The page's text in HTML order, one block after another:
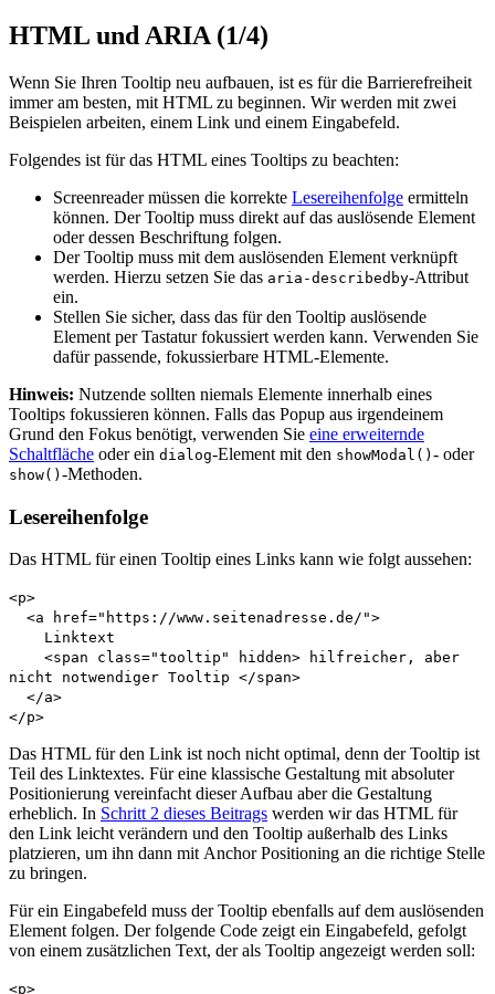
HTML und ARIA (1/4)
Wenn Sie Ihren Tooltip neu aufbauen, ist es für die Barrierefreiheit
immer am besten, mit HTML zu beginnen. Wir werden mit zwei
Beispielen arbeiten, einem Link und einem Eingabefeld.
Folgendes ist für das HTML eines Tooltips zu beachten:
Screenreader müssen die korrekte Lesereihenfolge ermitteln
können. Der Tooltip muss direkt auf das auslösende Element
oder dessen Beschriftung folgen.
Der Tooltip muss mit dem auslösenden Element verknüpft
werden. Hierzu setzen Sie das aria-describedby-Attribut
ein.
Stellen Sie sicher, dass das für den Tooltip auslösende
Element per Tastatur fokussiert werden kann. Verwenden Sie
dafür passende, fokussierbare HTML-Elemente.
Hinweis: Nutzende sollten niemals Elemente innerhalb eines
Tooltips fokussieren können. Falls das Popup aus irgendeinem
Grund den Fokus benötigt, verwenden Sie eine erweiternde
Schaltfläche oder ein dialog-Element mit den showModal() - oder
show() -Methoden.
Lesereihenfolge
Das HTML für einen Tooltip eines Links kann wie folgt aussehen:
<p>
<a href="https://www.seitenadresse.de/">
Linktext
<span class="tooltip" hidden> hilfreicher, aber
nicht notwendiger Tooltip </span>
</a>
</p>
Das HTML für den Link ist noch nicht optimal, denn der Tooltip ist
Teil des Linktextes. Für eine klassische Gestaltung mit absoluter
Positionierung vereinfacht dieser Aufbau aber die Gestaltung
erheblich. In Schritt 2 dieses Beitrags werden wir das HTML für
den Link leicht verändern und den Tooltip außerhalb des Links
platzieren, um ihn dann mitAnchor Positioning an die richtige Stelle
zu bringen.
Für ein Eingabefeld muss der Tooltip ebenfalls auf dem auslösenden
Element folgen. Der folgende Code zeigt ein Eingabefeld, gefolgt
von einem zusätzlichen Text, der als Tooltip angezeigt werden soll:
<p>